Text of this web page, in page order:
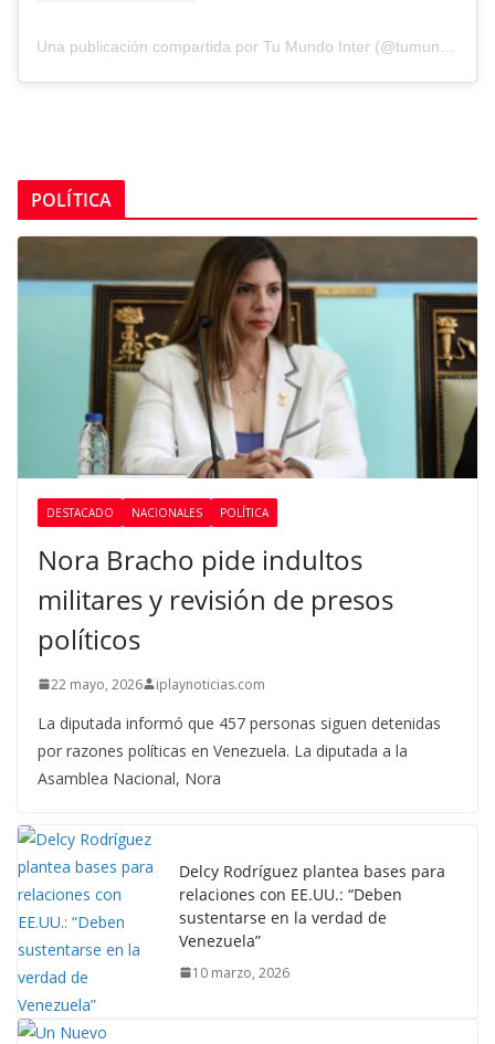
Una publicación compartida por Tu Mundo Inter (@tumundointer)
POLÍTICA
DESTACADO NACIONALES POLÍTICA
Nora Bracho pide indultos
militares y revisión de presos
políticos
22 mayo, 2026 iplaynoticias.com
La diputada informó que 457 personas siguen detenidas
por razones políticas en Venezuela. La diputada a la
Asamblea Nacional, Nora
Delcy Rodríguez plantea bases para
relaciones con EE.UU.: “Deben
sustentarse en la verdad de
Venezuela”
10 marzo, 2026